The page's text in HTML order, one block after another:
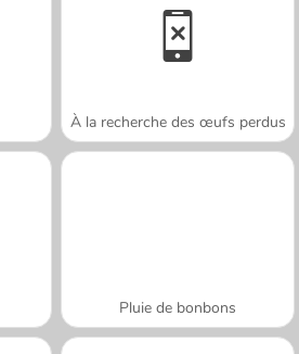
À la recherche des œufs perdus
Pluie de bonbons